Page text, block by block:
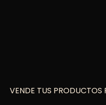
VENDE TUS PRODUCTOS